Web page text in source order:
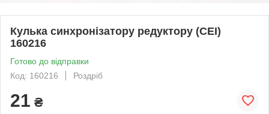
Кулька синхронізатору редуктору (CEI)
160216
Готово до відправки
Код: 160216
Роздріб
21 ₴